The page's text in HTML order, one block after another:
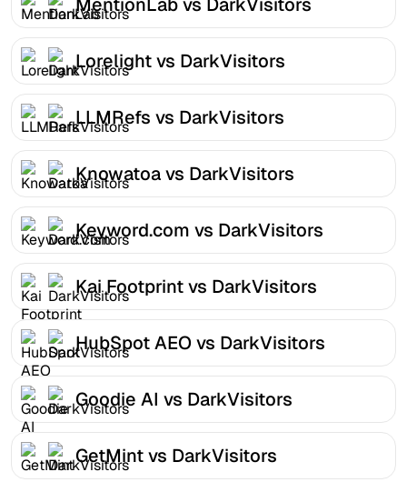
Lorelight vs DarkVisitors
LLMRefs vs DarkVisitors
Knowatoa vs DarkVisitors
Keyword.com vs DarkVisitors
Kai Footprint vs DarkVisitors
HubSpot AEO vs DarkVisitors
Goodie AI vs DarkVisitors
GetMint vs DarkVisitors